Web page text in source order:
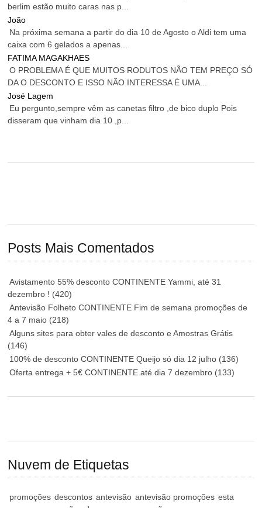
berlim estão muito caras nas p...
João
Na próxima semana a partir do dia 10 de Agosto o Aldi tem uma
caixa com 6 gelados a apenas...
FATIMA MAGAKHAES
O PROBLEMA É QUE MUITOS RODUTOS NÃO TEM PREÇO SÓ
DA O DESCONTO E ISSO NÃO INTERESSA É UMA...
José Lagem
Eu pergunto,sempre vêm as canetas filtro ,de bico duplo Pois
disseram que vinham dia 10 ,p...
Posts Mais Comentados
Avistamento 55% desconto CONTINENTE Yammi, até 31
dezembro ! (420)
Antevisão Folheto CONTINENTE Fim de semana promoções de
4 a 7 maio (218)
Alguns sites para obter vales de desconto e Amostras Grátis
(146)
100% de desconto CONTINENTE Queijo só dia 12 julho (136)
Oferta entrega + 5€ CONTINENTE até dia 7 dezembro (133)
Nuvem de Etiquetas
promoções descontos antevisão antevisão promoções esta